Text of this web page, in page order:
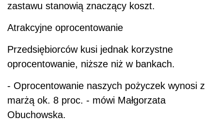
zastawu stanowią znaczący koszt.
Atrakcyjne oprocentowanie
Przedsiębiorców kusi jednak korzystne
oprocentowanie, niższe niż w bankach.
- Oprocentowanie naszych pożyczek wynosi z
marżą ok. 8 proc. - mówi Małgorzata
Obuchowska.